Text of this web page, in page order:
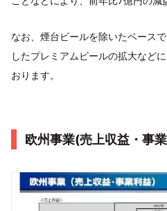
なお、煙台ビールを除いたベース
したプレミアムビールの拡大など
おります。
欧州事業(売上収益・事